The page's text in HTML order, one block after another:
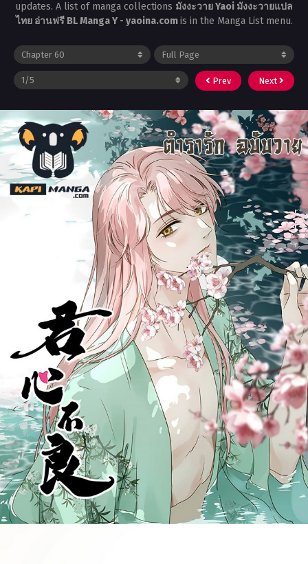
updates. A list of manga collections มังงะวาย Yaoi มังงะวายแปล
ไทย อ่านฟรี BL Manga Y - yaoina.comis in the Manga List menu.
Prev Next